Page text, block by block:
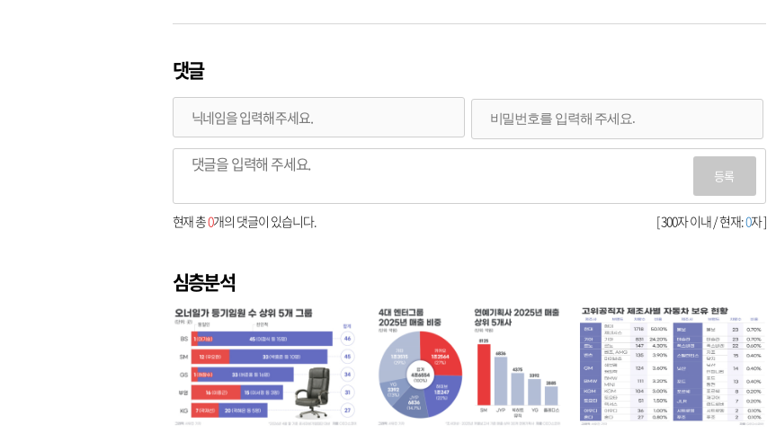
댓글
등록
[ 300자 이내 / 현재:0자 ]
현재 총0개의 댓글이 있습니다.
심층분석